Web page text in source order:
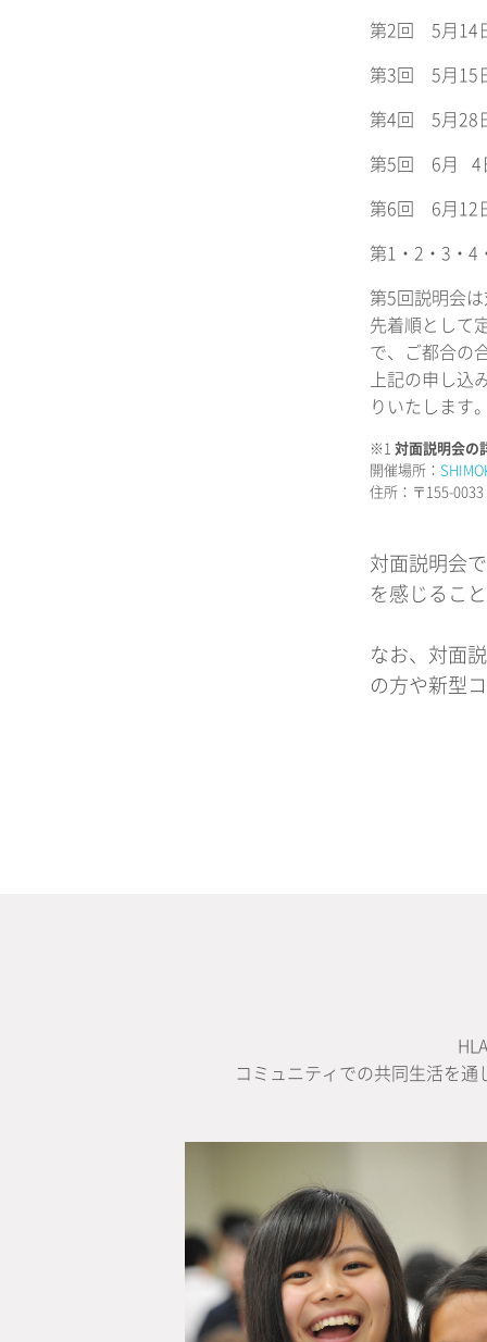
第2回 5月14
第3回 5月15
第4回 5月28
第5回 6月 4日
第6回 6月12
第1・2・3・4
第5回説明会
先着順として
で、ご都合の
上記の申し
りいたします
※1 対面説明会の
開催場所：
住所：〒155-
対面説明会
を感じるこ
なお、対面
の方や新型
コミュニティでの共同生活を